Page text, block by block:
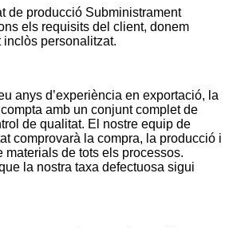
de producció Subministrament
els requisits del client, donem
inclòs personalitzat.
anys d’experiència en exportació, la
amb un conjunt complet de
de qualitat. El nostre equip de
comprovarà la compra, la producció i
materials de tots els processos.
la nostra taxa defectuosa sigui